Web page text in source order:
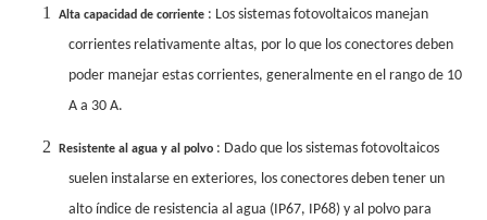
1 Alta capacidad de corriente : Los sistemas fotovoltaicos manejan
corrientes relativamente altas, por lo que los conectores deben
poder manejar estas corrientes, generalmente en el rango de 10
A a 30 A.
2 Resistente al agua y al polvo : Dado que los sistemas fotovoltaicos
suelen instalarse en exteriores, los conectores deben tener un
alto índice de resistencia al agua (IP67, IP68) y al polvo para